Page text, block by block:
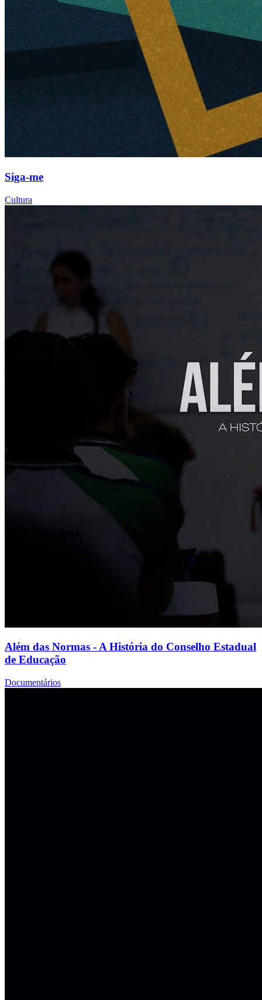
Siga-me
Cultura
Além das Normas - A História do Conselho Estadual
de Educação
Documentários